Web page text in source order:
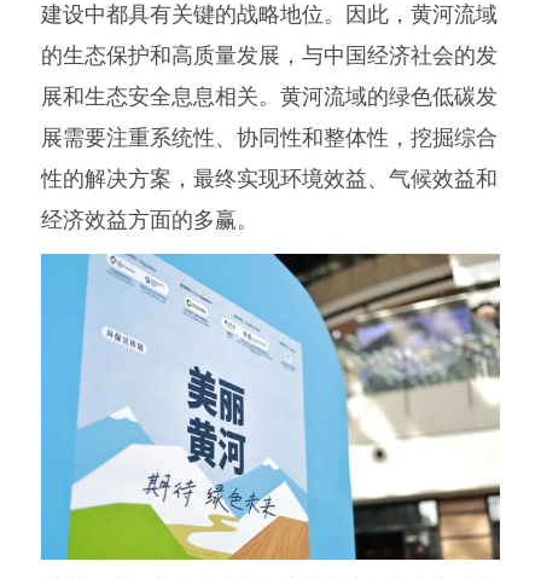
建设中都具有关键的战略地位。因此，黄河流域
的生态保护和高质量发展，与中国经济社会的发
展和生态安全息息相关。黄河流域的绿色低碳发
展需要注重系统性、协同性和整体性，挖掘综合
性的解决方案，最终实现环境效益、气候效益和
经济效益方面的多赢。